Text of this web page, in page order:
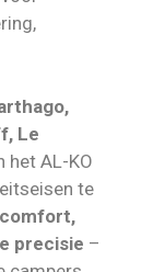
Le
het AL-KO
te
precisie –